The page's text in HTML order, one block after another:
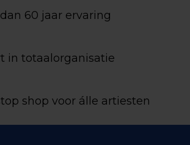
60 jaar ervaring
in totaalorganisatie
shop voor álle artiesten